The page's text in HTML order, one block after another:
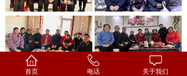
首页 电话 关于我们